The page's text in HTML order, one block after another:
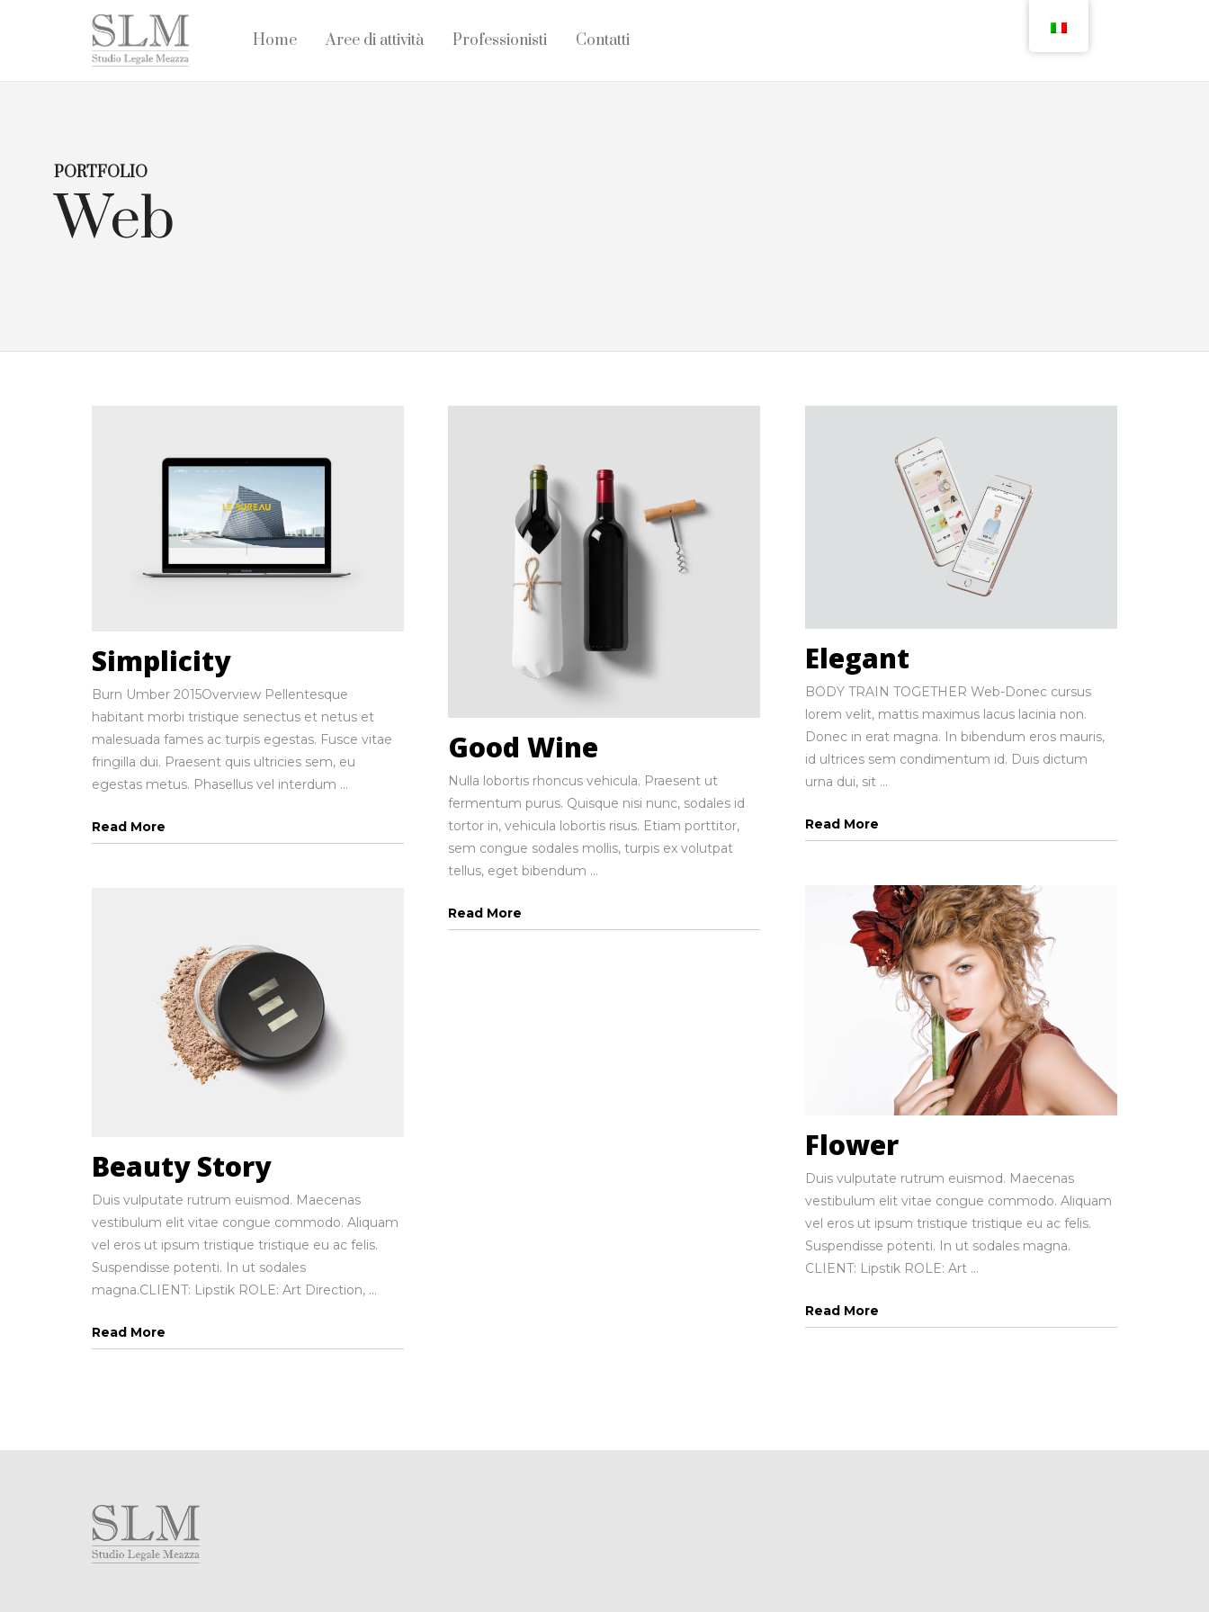
Home Aree di attività Professionisti Contatti
PORTFOLIO
Web
Simplicity
Burn Umber 2015Overview Pellentesque
habitant morbi tristique senectus et netus et
malesuada fames ac turpis egestas. Fusce vitae
fringilla dui. Praesent quis ultricies sem, eu
egestas metus. Phasellus vel interdum ...
Read More
Good Wine
Nulla lobortis rhoncus vehicula. Praesent ut
fermentum purus. Quisque nisi nunc, sodales id
tortor in, vehicula lobortis risus. Etiam porttitor,
sem congue sodales mollis, turpis ex volutpat
tellus, eget bibendum ...
Read More
Elegant
BODY TRAIN TOGETHER Web-Donec cursus
lorem velit, mattis maximus lacus lacinia non.
Donec in erat magna. In bibendum eros mauris,
id ultrices sem condimentum id. Duis dictum
urna dui, sit ...
Read More
Flower
Duis vulputate rutrum euismod. Maecenas
vestibulum elit vitae congue commodo. Aliquam
vel eros ut ipsum tristique tristique eu ac felis.
Suspendisse potenti. In ut sodales magna.
CLIENT: Lipstik ROLE: Art ...
Read More
Beauty Story
Duis vulputate rutrum euismod. Maecenas
vestibulum elit vitae congue commodo. Aliquam
vel eros ut ipsum tristique tristique eu ac felis.
Suspendisse potenti. In ut sodales
magna.CLIENT: Lipstik ROLE: Art Direction, ...
Read More